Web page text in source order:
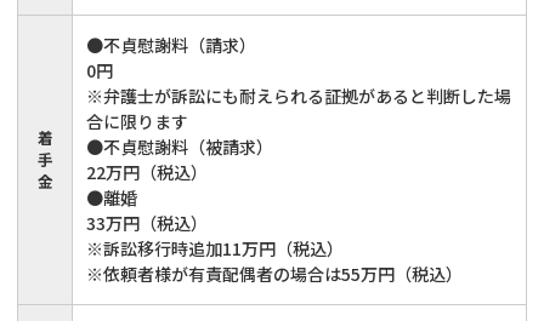
着
手
金
●不貞慰謝料（請求）
0円
※弁護士が訴訟にも耐えられる証拠があると判断した場
合に限ります
●不貞慰謝料（被請求）
22万円（税込）
●離婚
33万円（税込）
※訴訟移行時追加11万円（税込）
※依頼者様が有責配偶者の場合は55万円（税込）